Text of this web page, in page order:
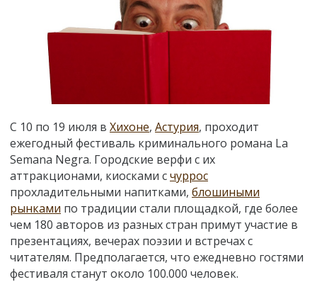
С 10 по 19 июля в Хихоне, Астурия, проходит
ежегодный фестиваль криминального романа La
Semana Negra. Городские верфи с их
аттракционами, киосками счуррос
прохладительными напитками, блошиными
рынками по традиции стали площадкой, где более
чем 180 авторов из разных стран примут участие в
презентациях, вечерах поэзии и встречах с
читателям. Предполагается, что ежедневно гостями
фестиваля станут около 100.000 человек.